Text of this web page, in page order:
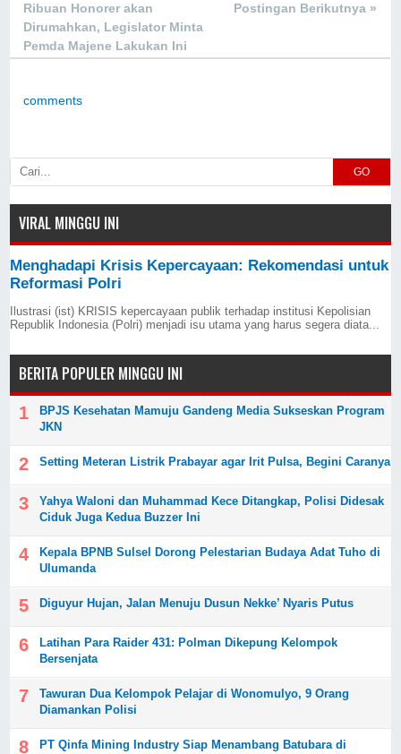
Ribuan Honorer akan
Dirumahkan, Legislator Minta
Pemda Majene Lakukan Ini
Postingan Berikutnya »
comments
GO
VIRAL MINGGU INI
Menghadapi Krisis Kepercayaan: Rekomendasi untuk
Reformasi Polri
Ilustrasi (ist) KRISIS kepercayaan publik terhadap institusi Kepolisian
Republik Indonesia (Polri) menjadi isu utama yang harus segera diata...
BERITA POPULER MINGGU INI
BPJS Kesehatan Mamuju Gandeng Media Sukseskan Program
JKN
Setting Meteran Listrik Prabayar agar Irit Pulsa, Begini Caranya
Yahya Waloni dan Muhammad Kece Ditangkap, Polisi Didesak
Ciduk Juga Kedua Buzzer Ini
Kepala BPNB Sulsel Dorong Pelestarian Budaya Adat Tuho di
Ulumanda
Diguyur Hujan, Jalan Menuju Dusun Nekke’ Nyaris Putus
Latihan Para Raider 431: Polman Dikepung Kelompok
Bersenjata
Tawuran Dua Kelompok Pelajar di Wonomulyo, 9 Orang
Diamankan Polisi
PT Qinfa Mining Industry Siap Menambang Batubara di